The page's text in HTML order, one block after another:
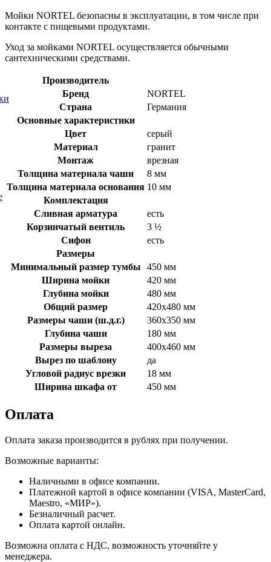
Мойки NORTEL безопасны в эксплуатации, в том числе при
контакте с пищевыми продуктами.
Уход за мойками NORTEL осуществляется обычными
сантехническими средствами.
Производитель
Бренд
NORTEL
Страна
Германия
Основные характеристики
Цвет
серый
Материал
гранит
Монтаж
врезная
Толщина материала чаши
8 мм
Толщина материала основания 10 мм
Комплектация
Сливная арматура
есть
Корзинчатый вентиль
3 ½
Сифон
есть
Размеры
Минимальный размер тумбы
450 мм
Ширина мойки
420 мм
Глубина мойки
480 мм
Общий размер
420х480 мм
Размеры чаши (ш.д.г.)
360х350 мм
Глубина чаши
180 мм
Размеры выреза
400х460 мм
Вырез по шаблону
да
Угловой радиус врезки
18 мм
Ширина шкафа от
450 мм
Оплата
Оплата заказа производится в рублях при получении.
Возможные варианты:
Наличными в офисе компании.
Платежной картой в офисе компании (VISA, MasterCard,
Maestro, «МИР»).
Безналичный расчет.
Оплата картой онлайн.
Возможна оплата с НДС, возможность уточняйте у
менеджера.